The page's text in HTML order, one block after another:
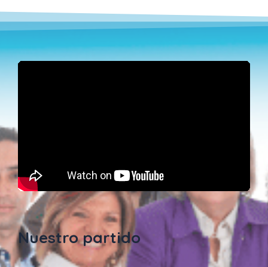
Nuestro partido